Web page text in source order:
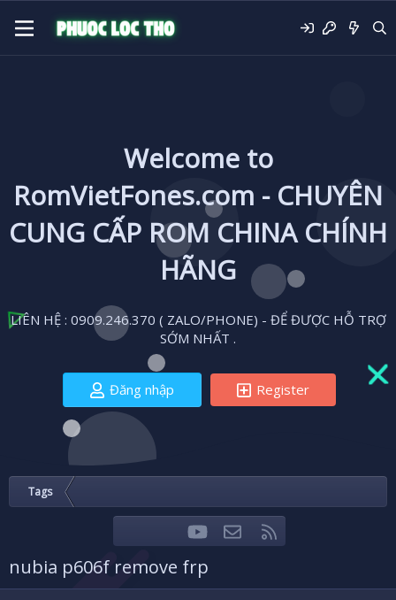
Welcome to
RomVietFones.com - CHUYÊN
CUNG CẤP ROM CHINA CHÍNH
HÃNG
LIÊN HỆ : 0909.246.370 ( ZALO/PHONE) - ĐỂ ĐƯỢC HỖ TRỢ
SỚM NHẤT .
Đăng nhập Register
Tags
FacebookTwitteryoutubeLiên hệ
nubia p606f remove frp